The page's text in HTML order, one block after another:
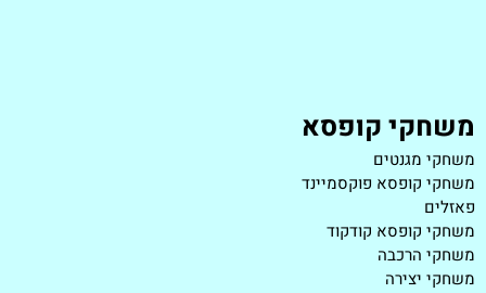
משחקי קופסא
משחקי מגנטים
משחקי קופסא פוקסמיינד
פאזלים
משחקי קופסא קודקוד
משחקי הרכבה
משחקי יצירה